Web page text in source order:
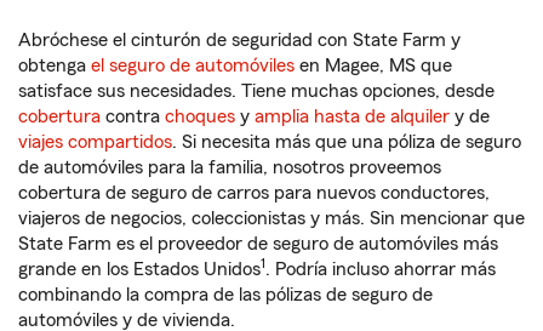
Abróchese el cinturón de seguridad con State Farm y
obtenga el seguro de automóviles en Magee, MS que
satisface sus necesidades. Tiene muchas opciones, desde
cobertura contra choques y amplia hasta de alquiler y de
viajes compartidos. Si necesita más que una póliza de seguro
de automóviles para la familia, nosotros proveemos
cobertura de seguro de carros para nuevos conductores,
viajeros de negocios, coleccionistas y más. Sin mencionar que
State Farm es el proveedor de seguro de automóviles más
grande en los Estados Unidos1. Podría incluso ahorrar más
combinando la compra de las pólizas de seguro de
automóviles y de vivienda.